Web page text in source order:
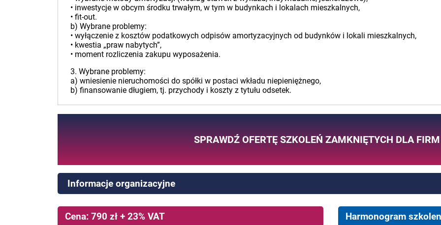
• inwestycje w obcym środku trwałym, w tym w budynkach i lokalach mieszkalnych,
• fit-out.
b) Wybrane problemy:
• wyłączenie z kosztów podatkowych odpisów amortyzacyjnych od budynków i lokali mieszkalnych,
• kwestia „praw nabytych”,
• moment rozliczenia zakupu wyposażenia.
3. Wybrane problemy:
a) wniesienie nieruchomości do spółki w postaci wkładu niepieniężnego,
b) finansowanie długiem, tj. przychody i koszty z tytułu odsetek.
SPRAWDŹ OFERTĘ SZKOLEŃ ZAMKNIĘTYCH DLA FIRM
Informacje organizacyjne
Cena: 790 zł + 23% VAT Harmonogram